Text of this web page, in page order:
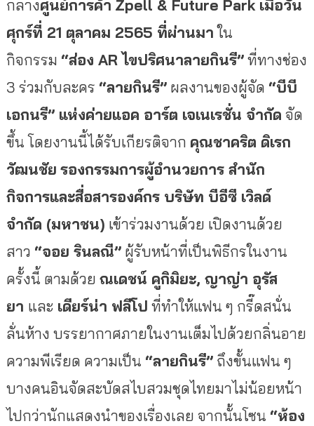
กลางศูนย์การค้า Zpell & Future Park เมื่อวัน
ศุกร์ที่ 21 ตุลาคม 2565 ที่ผ่านมาใน
กิจกรรม “ส่อง AR ไขปริศนาลายกินรี”ที่ทางช่อง
3 ร่วมกับละคร “ลายกินรี”ผลงานของผู้จัด “บีบี
เอกนรี” แห่งค่ายแอค อาร์ต เจเนเรชั่น จำกัด จัด
ขึ้น โดยงานนี้ได้รับเกียรติจาก คุณชาคริต ดิเรก
วัฒนชัย รองกรรมการผู้อำนวยการ สำนัก
กิจการและสื่อสารองค์กร บริษัท บีอีซี เวิลด์
จำกัด (มหาชน) เข้าร่วมงานด้วย เปิดงานด้วย
สาว “จอย รินลณี”ผู้รับหน้าที่เป็นพิธีกรในงาน
ครั้งนี้ ตามด้วย ณเดชน์ คูกิมิยะ, ญาญ่า อุรัส
ยา และเดียร์น่า ฟลีโป ที่ทำให้แฟน ๆ กรี๊ดสนั่น
ลั่นห้าง บรรยากาศภายในงานเต็มไปด้วยกลิ่นอาย
ความพีเรียด ความเป็น “ลายกินรี”ถึงขั้นแฟน ๆ
บางคนอินจัดสะบัดสไบสวมชุดไทยมาไม่น้อยหน้า
ไปกว่านักแสดงนำของเรื่องเลย จากนั้นโซน “ห้อง